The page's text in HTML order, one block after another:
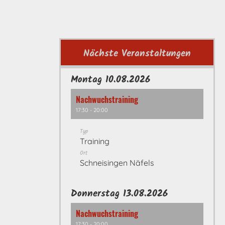
Nächste Veranstaltungen
Montag 10.08.2026
Nachwuchstraining
17:30 - 20:00
Typ
Training
Ort
Schneisingen Näfels
Donnerstag 13.08.2026
Nachwuchstraining